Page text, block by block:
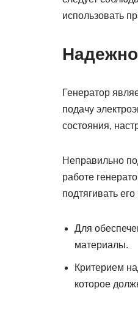
использовать
Генератор
подачу
состояния,
Неправильно
работе
подтягивать
Для
материалы.
Критерием
которое